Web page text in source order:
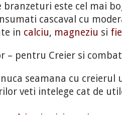
branzeturi este cel mai
cascaval cu
in calciu, magneziu si
– pentru Creier si
seamana cu creierul
veti intelege cat de